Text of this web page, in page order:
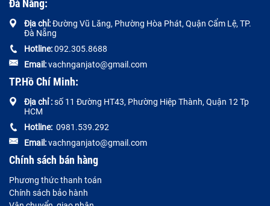
Đà Nẵng:
Địa chỉ:Đường Vũ Lăng, Phường Hòa Phát, Quận Cẩm Lệ, TP.
Đà Nẵng
Hotline:092.305.8688
Email:vachnganjato@gmail.com
TP.Hồ Chí Minh:
Địa chỉ :số 11 Đường HT43, Phường Hiệp Thành, Quận 12 Tp
HCM
Hotline: 0981.539.292
Email:vachnganjato@gmail.com
Chính sách bán hàng
Phương thức thanh toán
Chính sách bảo hành